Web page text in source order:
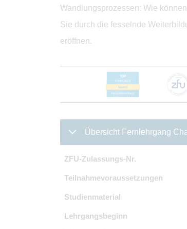
Wandlungsprozessen: Wie
Sie durch die fesselnde
eröffnen.
Übersicht Fernlehrgang
ZFU-Zulassungs-Nr.
Teilnahmevoraussetzungen
Studienmaterial
Lehrgangsbeginn